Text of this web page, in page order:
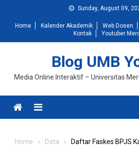
content
Sunday, August 09,
Home Kalender Akademik Web Dosen
Kontak
Youtuber
Blog UMB
Media Online Interaktif – Universitas
Menu
Home Data Daftar Faskes BPJS